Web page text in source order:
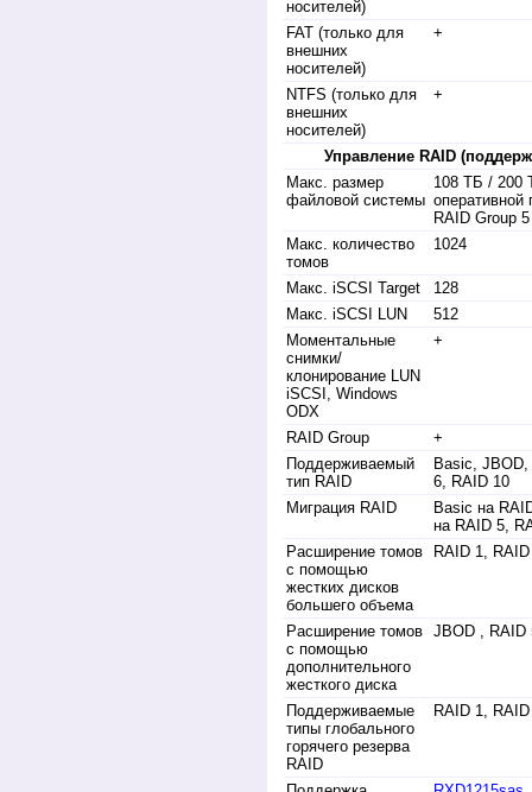
носителей)
FAT (только для
внешних
носителей)
+
NTFS (только для
внешних
носителей)
+
Управление RAID
Макс. размер
файловой системы
108 ТБ / 200
оперативной
RAID Group
Макс. количество
томов
1024
Макс. iSCSI Target
128
Макс. iSCSI LUN
512
Моментальные
снимки/
клонирование LUN
iSCSI, Windows
ODX
+
RAID Group
+
Поддерживаемый
тип RAID
Basic,
6, RAID 10
Миграция RAID
Basic на
на RAID 5,
Расширение томов
с помощью
жестких дисков
большего объема
RAID 1,
Расширение томов
с помощью
дополнительного
жесткого диска
JBOD ,
Поддерживаемые
типы глобального
горячего резерва
RAID
RAID 1,